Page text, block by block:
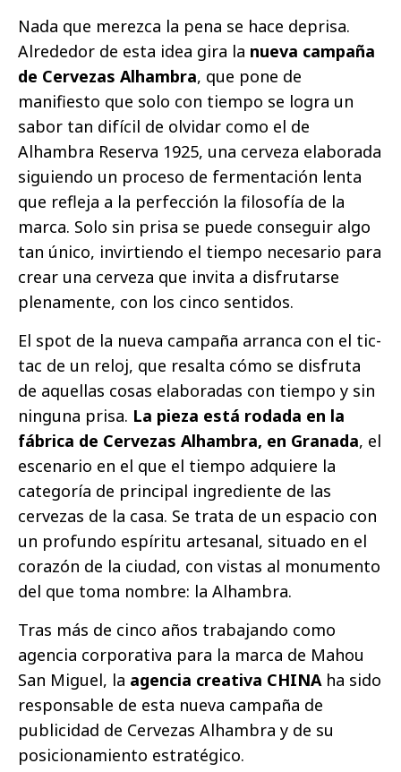
Nada que merezca la pena se hace deprisa.
Alrededor de esta idea gira la nueva campaña
de Cervezas Alhambra, que pone de
manifiesto que solo con tiempo se logra un
sabor tan difícil de olvidar como el de
Alhambra Reserva 1925, una cerveza elaborada
siguiendo un proceso de fermentación lenta
que refleja a la perfección la filosofía de la
marca. Solo sin prisa se puede conseguir algo
tan único, invirtiendo el tiempo necesario para
crear una cerveza que invita a disfrutarse
plenamente, con los cinco sentidos.
El spot de la nueva campaña arranca con el tic-
tac de un reloj, que resalta cómo se disfruta
de aquellas cosas elaboradas con tiempo y sin
ninguna prisa. La pieza está rodada en la
fábrica de Cervezas Alhambra, en Granada, el
escenario en el que el tiempo adquiere la
categoría de principal ingrediente de las
cervezas de la casa. Se trata de un espacio con
un profundo espíritu artesanal, situado en el
corazón de la ciudad, con vistas al monumento
del que toma nombre: la Alhambra.
Tras más de cinco años trabajando como
agencia corporativa para la marca de Mahou
San Miguel, la agencia creativa CHINA ha sido
responsable de esta nueva campaña de
publicidad de Cervezas Alhambra y de su
posicionamiento estratégico.